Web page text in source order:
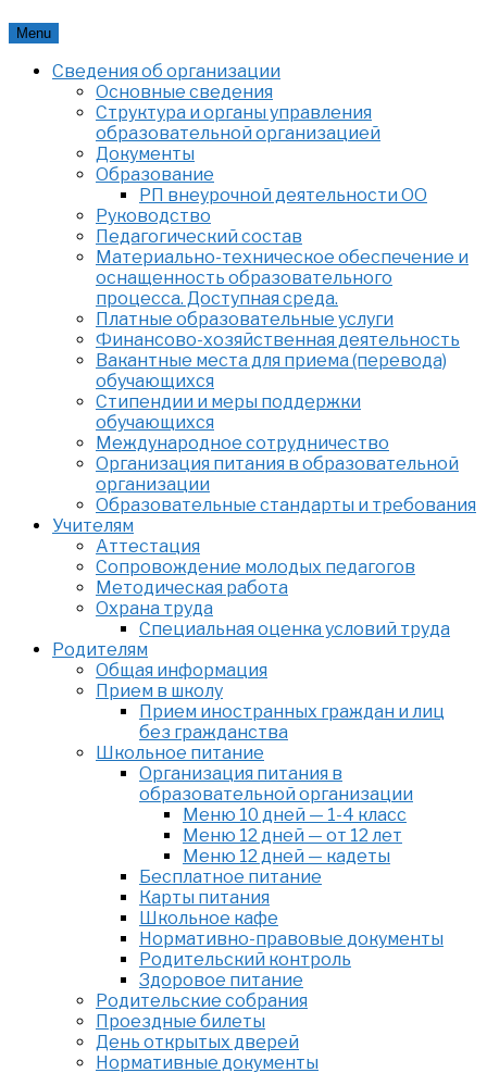
Skip
content
Menu
Сведения об организации
Основные сведения
Структура и органы управления
образовательной организацией
Документы
Образование
РП внеурочной деятельности ОО
Руководство
Педагогический состав
Материально-техническое обеспечение и
оснащенность образовательного
процесса. Доступная среда.
Платные образовательные услуги
Финансово-хозяйственная деятельность
Вакантные места для приема (перевода)
обучающихся
Стипендии и меры поддержки
обучающихся
Международное сотрудничество
Организация питания в образовательной
организации
Образовательные стандарты и требования
Учителям
Аттестация
Сопровождение молодых педагогов
Методическая работа
Охрана труда
Специальная оценка условий труда
Родителям
Общая информация
Прием в школу
Прием иностранных граждан и лиц
без гражданства
Школьное питание
Организация питания в
образовательной организации
Меню 10 дней — 1-4 класс
Меню 12 дней — от 12 лет
Меню 12 дней — кадеты
Бесплатное питание
Карты питания
Школьное кафе
Нормативно-правовые документы
Родительский контроль
Здоровое питание
Родительские собрания
Проездные билеты
День открытых дверей
Нормативные документы